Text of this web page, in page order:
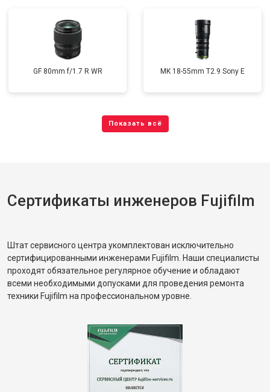
GF 80mm f/1.7 R WR MK 18-55mm T2.9 Sony E
Сертификаты инженеров Fujifilm
Штат сервисного центра укомплектован исключительно
сертифицированными инженерами Fujifilm. Наши специалисты
проходят обязательное регулярное обучение и обладают
всеми необходимыми допусками для проведения ремонта
техники Fujifilm на профессиональном уровне.